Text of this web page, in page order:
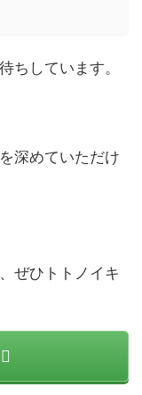
ちしています。
深めていただけ
ぜひトトノイキ